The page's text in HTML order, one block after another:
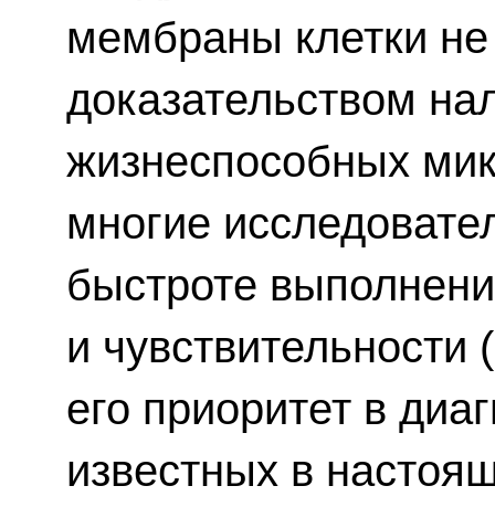
мембраны клетки
доказательством
жизнеспособных
многие
быстроте
и
его приоритет в
известных в